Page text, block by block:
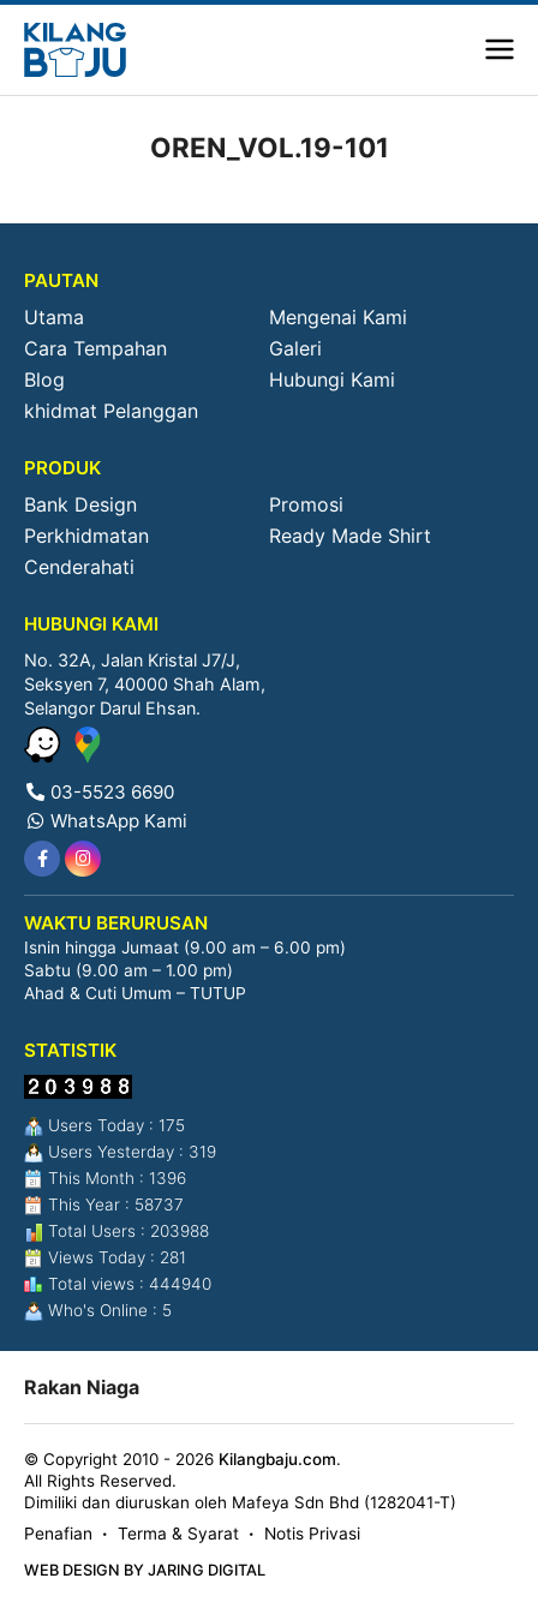
OREN_VOL.19-101
PAUTAN
Utama
Mengenai Kami
Cara Tempahan
Galeri
Blog
Hubungi Kami
khidmat Pelanggan
PRODUK
Bank Design
Promosi
Perkhidmatan
Ready Made Shirt
Cenderahati
HUBUNGI KAMI
No. 32A, Jalan Kristal J7/J,
Seksyen 7, 40000 Shah Alam,
Selangor Darul Ehsan.
03-5523 6690
WhatsApp Kami
WAKTU BERURUSAN
Isnin hingga Jumaat (9.00 am – 6.00 pm)
Sabtu (9.00 am – 1.00 pm)
Ahad & Cuti Umum – TUTUP
STATISTIK
Users Today : 175
Users Yesterday : 319
This Month : 1396
This Year : 58737
Total Users : 203988
Views Today : 281
Total views : 444940
Who's Online : 5
Rakan Niaga
© Copyright 2010 - 2026 Kilangbaju.com.
All Rights Reserved.
Dimiliki dan diuruskan oleh Mafeya Sdn Bhd (1282041-T)
Penafian
• Terma & Syarat • Notis Privasi
WEB DESIGN BY JARING DIGITAL